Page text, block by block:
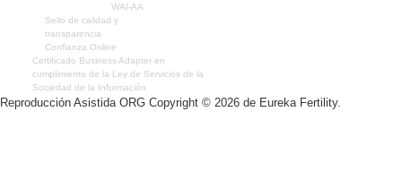
WAI-AA
Sello de calidad y
transparencia
Confianza Online
Certificado Business Adapter en
cumplimiento de la Ley de Servicios de la
Sociedad de la Información
Reproducción Asistida ORG Copyright © 2026 de Eureka Fertility.